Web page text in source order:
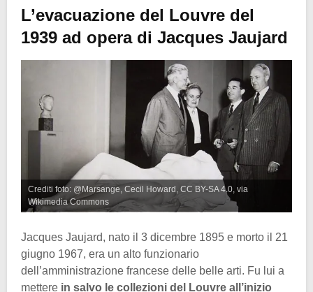
L’evacuazione del Louvre del
1939 ad opera di Jacques Jaujard
Crediti foto: @Marsange, Cecil Howard, CC BY-SA 4.0, via
Wikimedia Commons
Jacques Jaujard, nato il 3 dicembre 1895 e morto il 21
giugno 1967, era un alto funzionario
dell’amministrazione francese delle belle arti. Fu lui a
mettere in salvo le collezioni del Louvre all’inizio